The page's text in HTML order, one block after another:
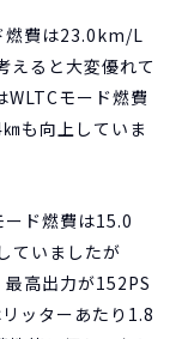
燃費は23.0km/L
えると大変優れて
WLTCモード燃費
も向上していま
ド燃費は15.0
ていましたが
高出力が152PS
ッターあたり1.8